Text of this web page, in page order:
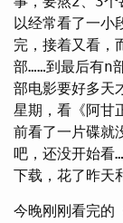
以经常看了一小
完，接着又看，
部……到最后有n
部电影要好多天
星期，看《阿甘
前看了一片碟就
吧，还没开始看
下载，花了昨天
今晚刚刚看完的